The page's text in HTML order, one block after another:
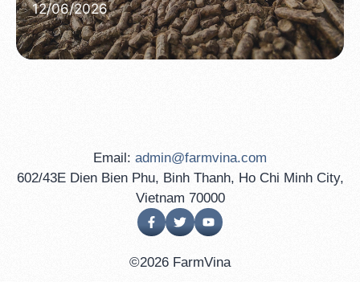
12/06/2026
Email: admin@farmvina.com
602/43E Dien Bien Phu, Binh Thanh, Ho Chi Minh City,
Vietnam 70000
©2026 FarmVina